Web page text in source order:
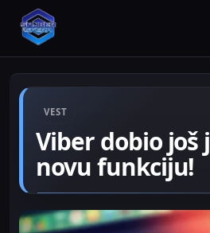
VEST
Viber dobio još
novu funkciju!